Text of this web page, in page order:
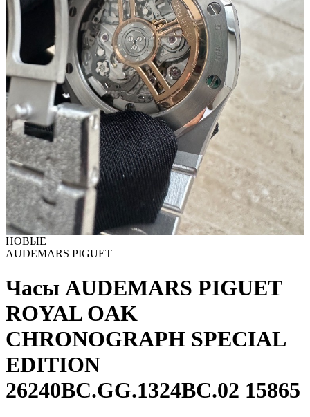
НОВЫЕ
AUDEMARS PIGUET
Часы AUDEMARS PIGUET
ROYAL OAK
CHRONOGRAPH SPECIAL
EDITION
26240BC.GG.1324BC.02 15865